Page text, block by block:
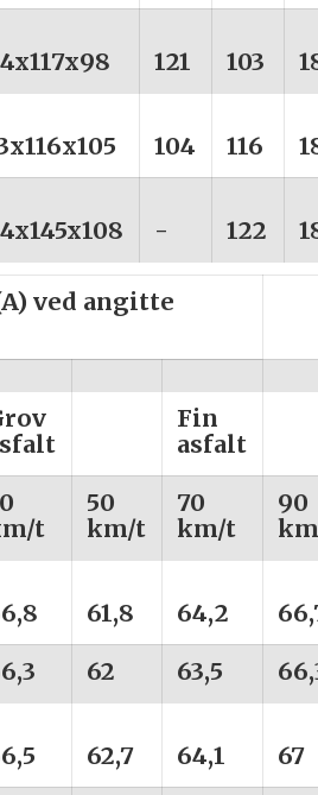
121 103
104 116
- 122
ved angitte
Fin
asfalt
t
50
km/t
70
km/t
90
61,8 64,2
62 63,5
62,7 64,1 67